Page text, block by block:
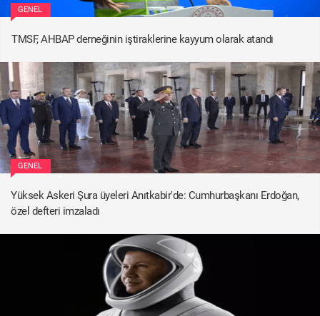
GENEL
TMSF, AHBAP derneğinin iştiraklerine kayyum olarak atandı
GENEL
Yüksek Askeri Şura üyeleri Anıtkabir'de: Cumhurbaşkanı Erdoğan,
özel defteri imzaladı